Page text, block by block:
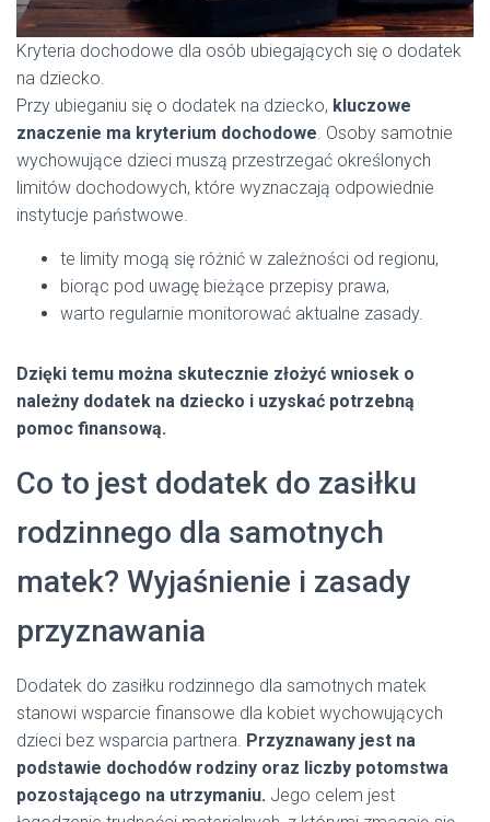
Kryteria dochodowe dla osób ubiegających się o dodatek
na dziecko.
Przy ubieganiu się o dodatek na dziecko, kluczowe
znaczenie ma kryterium dochodowe. Osoby samotnie
wychowujące dzieci muszą przestrzegać określonych
limitów dochodowych, które wyznaczają odpowiednie
instytucje państwowe.
te limity mogą się różnić w zależności od regionu,
biorąc pod uwagę bieżące przepisy prawa,
warto regularnie monitorować aktualne zasady.
Dzięki temu można skutecznie złożyć wniosek o
należny dodatek na dziecko i uzyskać potrzebną
pomoc finansową.
Co to jest dodatek do zasiłku
rodzinnego dla samotnych
matek? Wyjaśnienie i zasady
przyznawania
Dodatek do zasiłku rodzinnego dla samotnych matek
stanowi wsparcie finansowe dla kobiet wychowujących
dzieci bez wsparcia partnera. Przyznawany jest na
podstawie dochodów rodziny oraz liczby potomstwa
pozostającego na utrzymaniu. Jego celem jest